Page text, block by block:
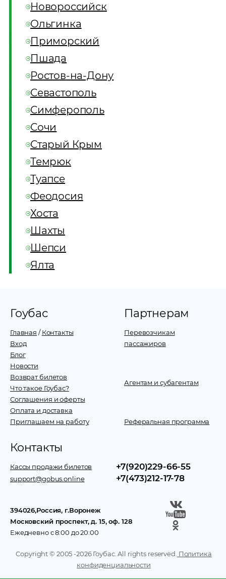
Новороссийск
Ольгинка
Приморский
Пшада
Ростов-на-Дону
Севастополь
Симферополь
Сочи
Старый Крым
Темрюк
Туапсе
Феодосия
Хоста
Шахты
Шепси
Ялта
Гоубас
Главная /Контакты
Вход
Блог
Новости
Возврат билетов
Что такое Гоубас?
Соглашения и оферты
Оплата и доставка
Приглашаем на работу
Партнерам
Перевозчикам
пассажиров
Агентам и субагентам
Реферальная программа
Контакты
Кассы продажи билетов
support@gobus.online
+7(920)229-66-55
+7(473)212-17-78
394026,Россия, г.Воронеж
Московский проспект, д. 15, оф. 128
Ежедневно с 8:00 до 20:00
Copyright © 2005 -2026Гоубас. All rights reserved. Политика
конфиденциальности